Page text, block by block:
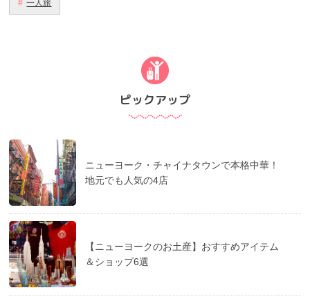
# 一人旅
ピックアップ
ニューヨーク・チャイナタウンで本格中華！
地元でも人気の4店
【ニューヨークのお土産】おすすめアイテム
＆ショップ6選